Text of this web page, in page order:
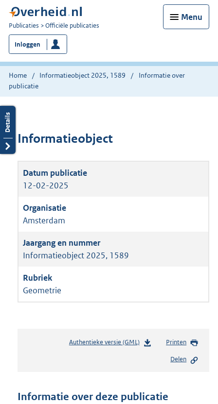
Menu
U
bent
nu
hier:
Publicaties Officiële publicaties
Inloggen
Home Informatieobject 2025, 1589
Informatie over
publicatie
Informatieobject
12-02-2025
Amsterdam
Informatieobject 2025, 1589
Geometrie
Authentieke versie (GML)b
n
Printen
Delen
Informatie over deze publicatie